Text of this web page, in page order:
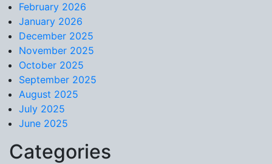
February 2026
January 2026
December 2025
November 2025
October 2025
September 2025
August 2025
July 2025
June 2025
Categories